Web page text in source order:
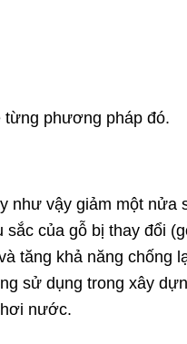
từng phương pháp đó.
như vậy giảm một nửa
của gỗ bị thay đổi
tăng khả năng chống
sử dụng trong xây
nước.